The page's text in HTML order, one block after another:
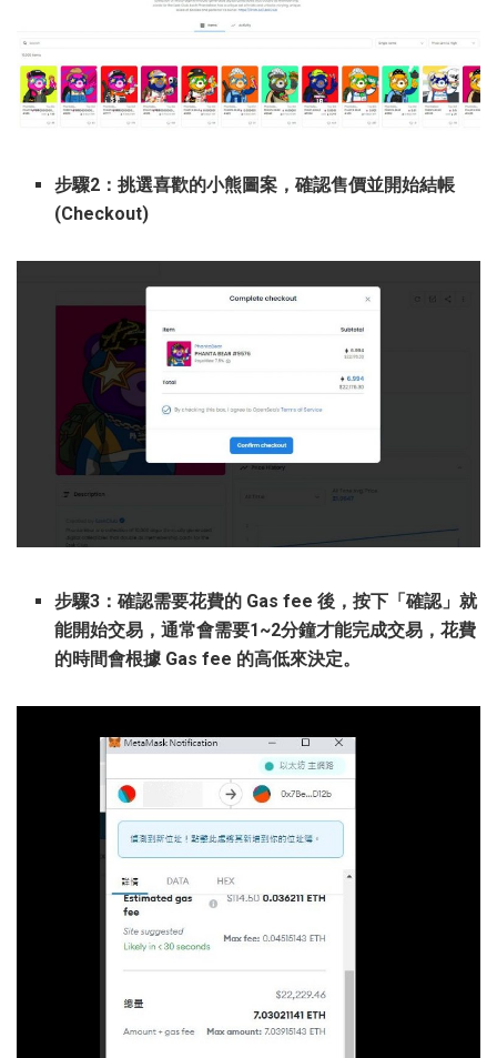
步驟2：挑選喜歡的小熊圖案，確認售價並開始結帳
(Checkout)
步驟3：確認需要花費的 Gas fee 後，按下「確認」就
能開始交易，通常會需要1~2分鐘才能完成交易，花費
的時間會根據 Gas fee 的高低來決定。